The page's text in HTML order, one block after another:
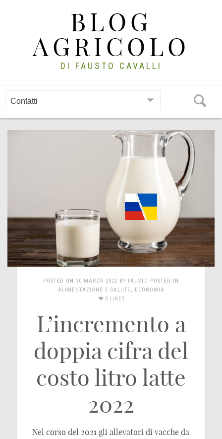
BLOG
AGRICOLO
DI FAUSTO CAVALLI
POSTED ON 30 MARZO 2022 BY FAUSTO POSTED IN
ALIMENTAZIONE E SALUTE , ECONOMIA
0 LIKES
L’incremento a
doppia cifra del
costo litro latte
2022
Nel corso del 2021 gli allevatori di vacche da